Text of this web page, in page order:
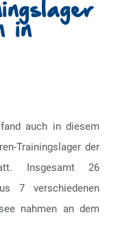
in
auch in diesem
Trainingslager der
Insgesamt 26
7 verschiedenen
nahmen an dem